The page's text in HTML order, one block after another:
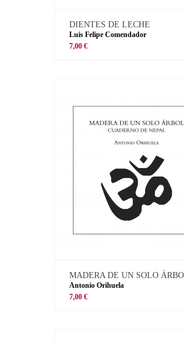
DIENTES DE LECHE
Luis Felipe Comendador
7,00 €
MADERA DE UN SOLO
Antonio Orihuela
7,00 €